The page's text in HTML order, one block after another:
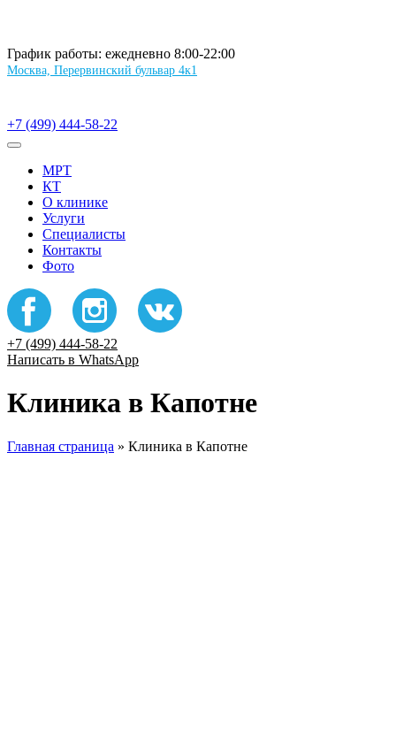
График работы: ежедневно 8:00-22:00
Москва, Перервинский бульвар 4к1
+7 (499) 444-58-22
МРТ
КТ
О клинике
Услуги
Специалисты
Контакты
Фото
+7 (499) 444-58-22
Написать в WhatsApp
Клиника в Капотне
Главная страница » Клиника в Капотне